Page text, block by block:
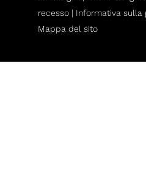
recesso | Informativa sulla
Mappa del sito